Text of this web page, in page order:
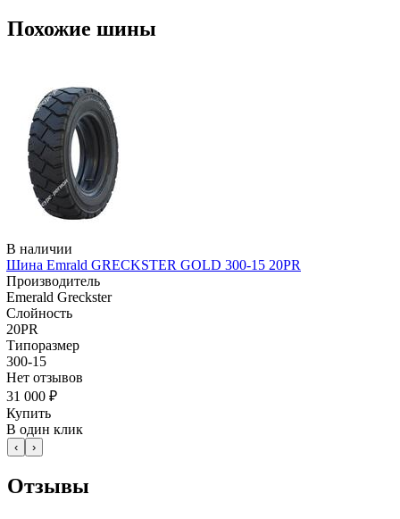
Похожие шины
В наличии
Шина Emrald GRECKSTER GOLD 300-15 20PR
Производитель
Emerald Greckster
Слойность
20PR
Типоразмер
300-15
Нет отзывов
31 000 ₽
Купить
В один клик
‹ ›
Отзывы